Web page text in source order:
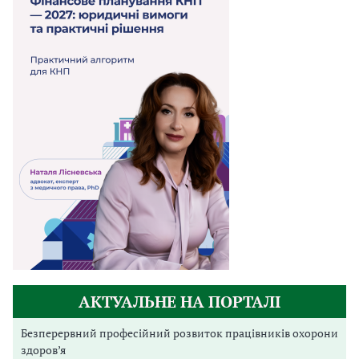
АКТУАЛЬНЕ НА ПОРТАЛІ
Безперервний професійний розвиток працівників охорони
здоров’я